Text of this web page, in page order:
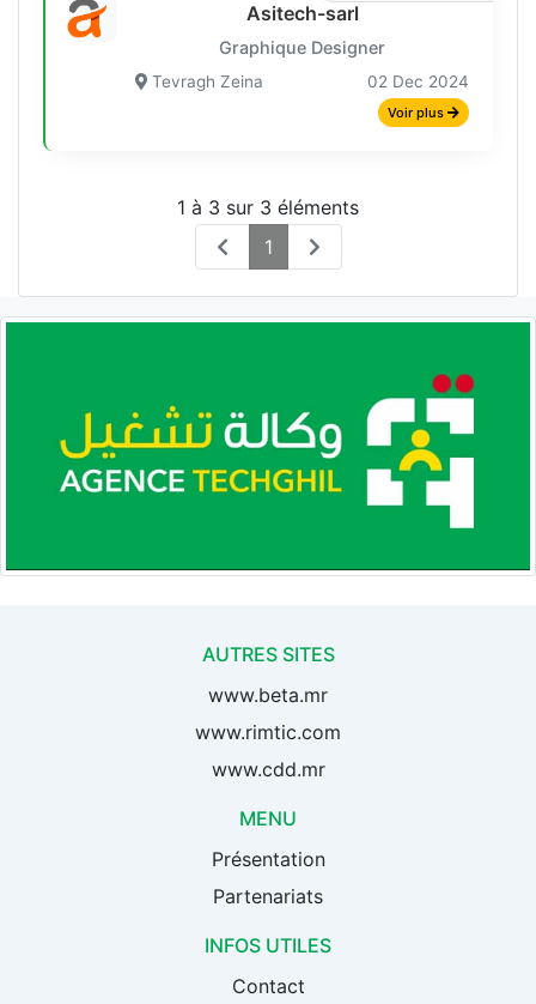
Asitech-sarl
Graphique Designer
Tevragh Zeina 02 Dec 2024
Voir plus
1 à 3 sur 3 éléments
1
AUTRES SITES
www.beta.mr
www.rimtic.com
www.cdd.mr
MENU
Présentation
Partenariats
INFOS UTILES
Contact